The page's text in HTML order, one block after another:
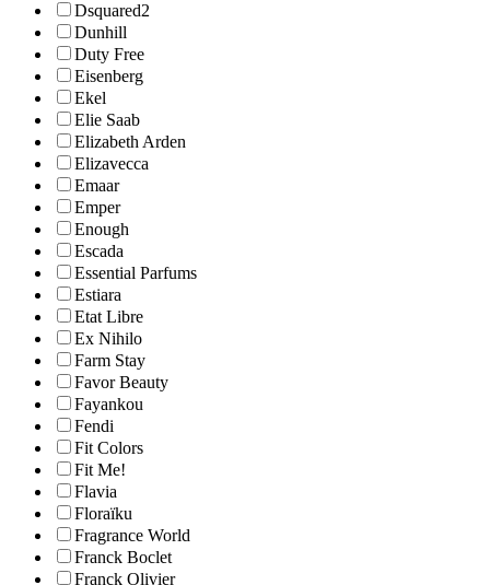
Dsquared2
Dunhill
Duty Free
Eisenberg
Ekel
Elie Saab
Elizabeth Arden
Elizavecca
Emaar
Emper
Enough
Escada
Essential Parfums
Estiara
Etat Libre
Ex Nihilo
Farm Stay
Favor Beauty
Fayankou
Fendi
Fit Colors
Fit Me!
Flavia
Floraïku
Fragrance World
Franck Boclet
Franck Olivier